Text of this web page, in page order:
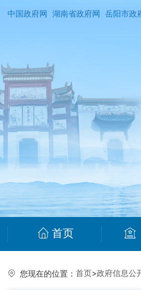
中国政府网 湖南省政府网 岳阳市政
首页
您现在的位置： 首页>政府信息公